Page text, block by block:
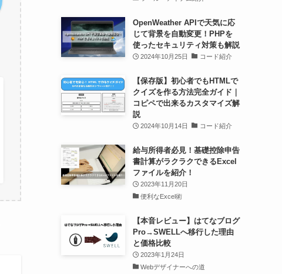
新着記事
Weather Visualizer：天気によ
る背景自動変更＆ウィジェット
での天気情報・予報表示プラグ
イン
ツール・アイテム紹介
OpenWeather APIで天気に応
じて背景を自動変更！PHPを
使ったセキュリティ対策も解説
【保存版】初心者でもHTMLで
クイズを作る方法完全ガイド｜
コピペで出来るカスタマイズ解
説